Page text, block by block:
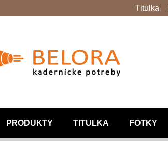
PRODUKTY TITULKA FOTKY
Titulka